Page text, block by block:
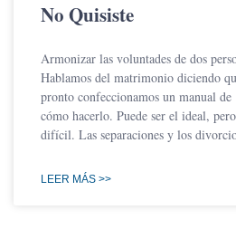
No Quisiste
Armonizar las voluntades de dos
Hablamos del matrimonio diciendo
pronto confeccionamos un manual
cómo hacerlo. Puede ser el ideal,
difícil. Las separaciones y los
LEER MÁS >>